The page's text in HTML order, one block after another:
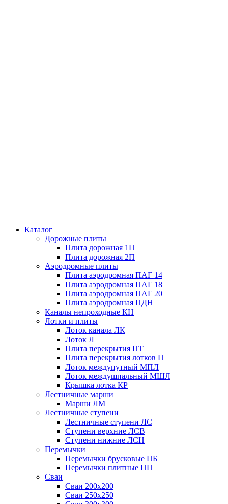
Каталог
Дорожные плиты
Плита дорожная 1П
Плита дорожная 2П
Аэродромные плиты
Плита аэродромная ПАГ 14
Плита аэродромная ПАГ 18
Плита аэродромная ПАГ 20
Плита аэродромная ПДН
Каналы непроходные КН
Лотки и плиты
Лоток канала ЛК
Лоток Л
Плита перекрытия ПТ
Плита перекрытия лотков П
Лоток междупутный МПЛ
Лоток междушпальный МШЛ
Крышка лотка КР
Лестничные марши
Марши ЛМ
Лестничные ступени
Лестничные ступени ЛС
Ступени верхние ЛСВ
Ступени нижние ЛСН
Перемычки
Перемычки брусковые ПБ
Перемычки плитные ПП
Сваи
Сваи 200х200
Сваи 250х250